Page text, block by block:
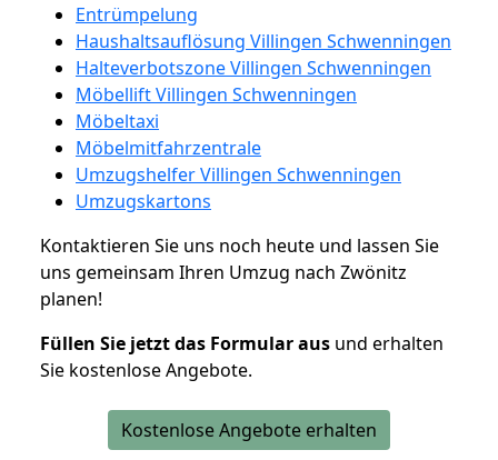
Entrümpelung
Haushaltsauflösung Villingen Schwenningen
Halteverbotszone Villingen Schwenningen
Möbellift Villingen Schwenningen
Möbeltaxi
Möbelmitfahrzentrale
Umzugshelfer Villingen Schwenningen
Umzugskartons
Kontaktieren Sie uns noch heute und lassen Sie
uns gemeinsam Ihren Umzug nach Zwönitz
planen!
Füllen Sie jetzt das Formular aus und erhalten
Sie kostenlose Angebote.
Kostenlose Angebote erhalten